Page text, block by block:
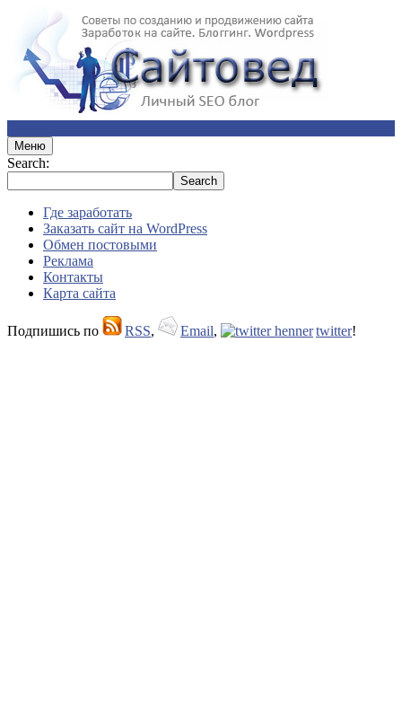
Меню
Search:
Где заработать
Заказать сайт на WordPress
Обмен постовыми
Реклама
Контакты
Карта сайта
Подпишись по RSS, Email, twitter!